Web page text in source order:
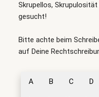
Skrupellos,
gesucht!
Bitte achte beim
auf Deine
A B C D